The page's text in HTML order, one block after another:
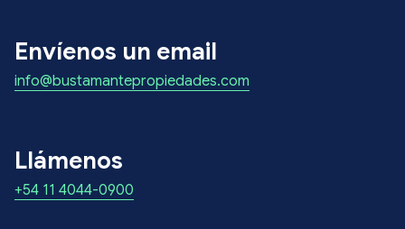
Envíenos un email
info@bustamantepropiedades.com
Llámenos
+54 11 4044-0900